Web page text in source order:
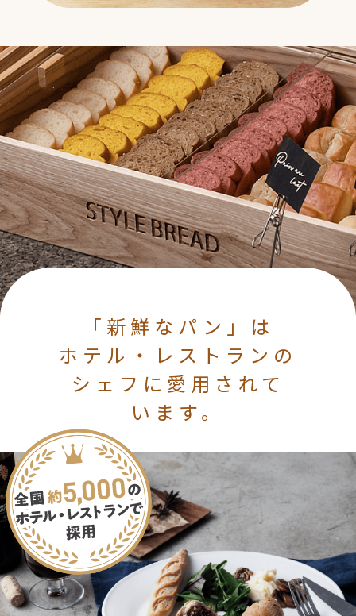
「新鮮なパン」は
ホテル・レストランの
シェフに愛用されて
います。